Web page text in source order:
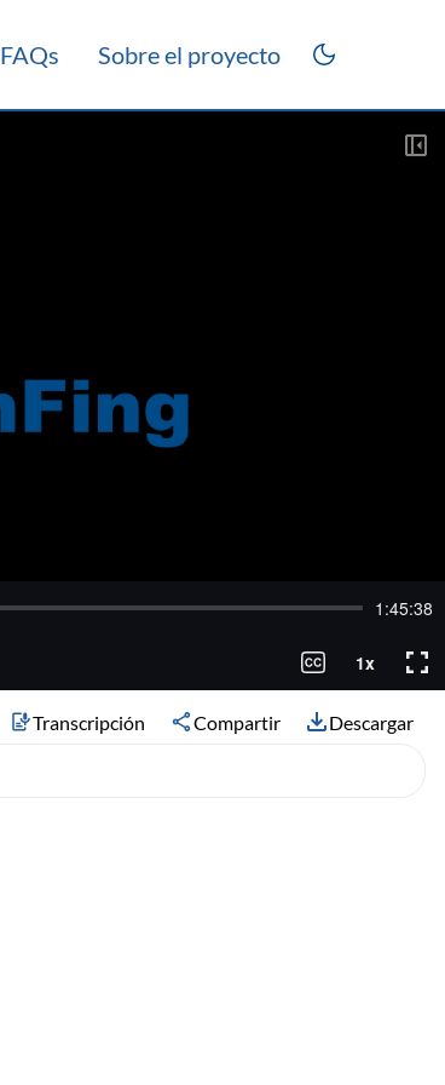
FAQs Sobre el proyecto
Transcripción Compartir Descargar